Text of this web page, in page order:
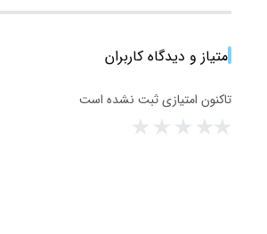
امتیاز و دیدگاه کاربران
تاکنون امتیازی ثبت نشده است